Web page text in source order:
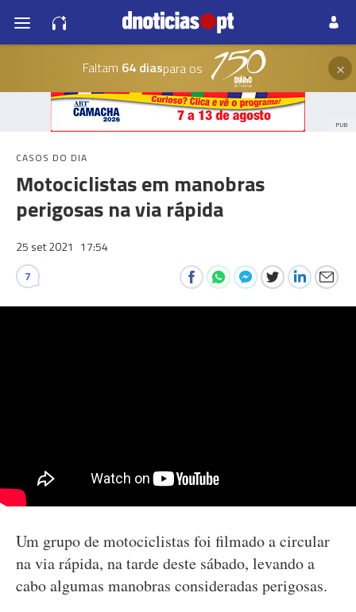
Faltam 64 diaspara os ×
PUB
CASOS DO DIA
Motociclistas em manobras
perigosas na via rápida
25 set 2021 17:54
7
Um grupo de motociclistas foi filmado a circular
na via rápida, na tarde deste sábado, levando a
cabo algumas manobras consideradas perigosas.